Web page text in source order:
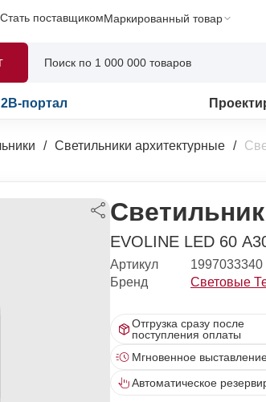
Стать поставщикомМаркированный товар
портал
Светильники архитектурные
EVOLINE LED 60
Артикул
1997033340
Бренд
Световые
Отгрузка сразу после
поступления оплаты
Мгновенное
Автоматическое